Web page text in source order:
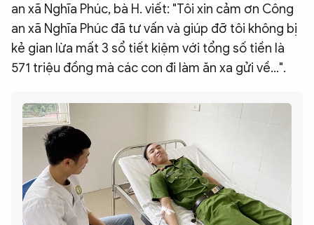
an xã Nghĩa Phúc, bà H. viết: "Tôi xin cảm ơn Công
an xã Nghĩa Phúc đã tư vấn và giúp đỡ tôi không bị
kẻ gian lừa mất 3 sổ tiết kiệm với tổng số tiền là
571 triệu đồng mà các con đi làm ăn xa gửi về…".